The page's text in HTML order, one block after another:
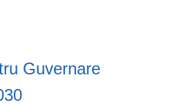
Guvernare